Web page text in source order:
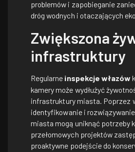
problemów i zapobieganie
dróg wodnych i otaczających
Zwiększona
infrastruktury
Regularne inspekcje włazów
kamery może wydłużyć
infrastruktury miasta. Poprzez
identyfikowanie i
miasta mogą uniknąć potrzeby
przełomowych projektów
proaktywne podejście do